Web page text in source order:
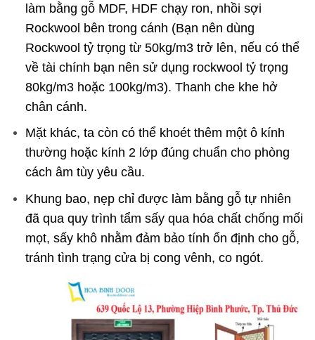
làm bằng gỗ MDF, HDF chạy ron, nhồi sợi
Rockwool bên trong cánh (Bạn nên dùng
Rockwool tỷ trọng từ 50kg/m3 trở lên, nếu có thể
về tài chính bạn nên sử dụng rockwool tỷ trọng
80kg/m3 hoặc 100kg/m3). Thanh che khe hở
chân cánh.
Mặt khác, ta còn có thể khoét thêm một ô kính
thường hoặc kính 2 lớp đúng chuẩn cho phòng
cách âm tùy yêu cầu.
Khung bao, nẹp chỉ được làm bằng gỗ tự nhiên
đã qua quy trình tẩm sấy qua hóa chất chống mối
mọt, sấy khô nhằm đảm bảo tính ổn định cho gỗ,
tránh tình trạng cửa bị cong vênh, co ngót.